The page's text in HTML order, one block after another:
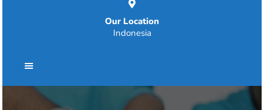
Our Location
Indonesia